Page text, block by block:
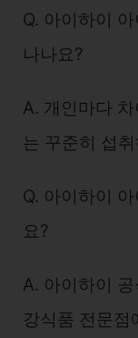
Q. 아이하이
나나요?
A. 개인마다
는 꾸준히 섭
Q. 아이하이
요?
A. 아이하이
강식품 전문점